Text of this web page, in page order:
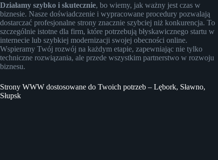
Działamy szybko i skutecznie, bo wiemy, jak ważny jest czas w
biznesie. Nasze doświadczenie i wypracowane procedury pozwalają
dostarczać profesjonalne strony znacznie szybciej niż konkurencja. To
szczególnie istotne dla firm, które potrzebują błyskawicznego startu w
internecie lub szybkiej modernizacji swojej obecności online.
Wspieramy Twój rozwój na każdym etapie, zapewniając nie tylko
techniczne rozwiązania, ale przede wszystkim partnerstwo w rozwoju
biznesu.
Strony WWW dostosowane do Twoich potrzeb – Lębork, Sławno,
Słupsk